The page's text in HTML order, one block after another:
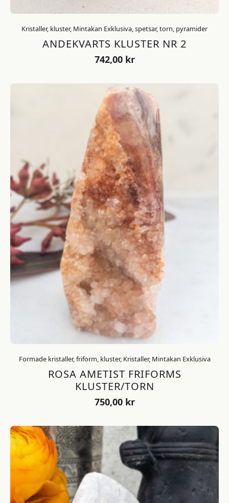
Kristaller, kluster, Mintakan Exklusiva, spetsar, torn, pyramider
ANDEKVARTS KLUSTER NR 2
742,00 kr
Formade kristaller, friform, kluster, Kristaller, Mintakan Exklusiva
ROSA AMETIST FRIFORMS
KLUSTER/TORN
750,00 kr